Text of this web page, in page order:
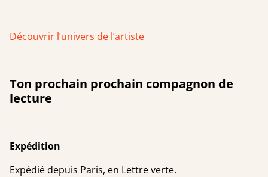
Découvrir l’univers de l’artiste
Ton prochain prochain compagnon de
lecture
Expédition
Expédié depuis Paris, en Lettre verte.